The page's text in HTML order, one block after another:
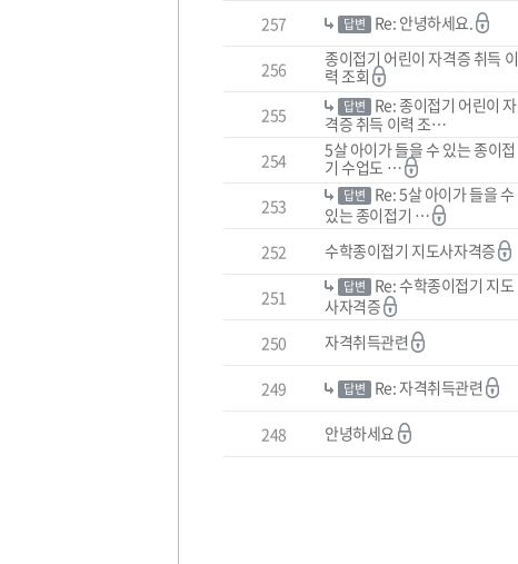
257 답변 Re: 안녕하세요.
256
종이접기 어린이 자격증 취득 이
력 조회
255 답변 Re: 종이접기 어린이 자
격증 취득 이력 조…
254
5살 아이가 들을 수 있는 종이접
기 수업도 …
253 답변 Re: 5살 아이가 들을 수
있는 종이접기 …
252 수학종이접기 지도사자격증
251 답변 Re: 수학종이접기 지도
사자격증
250 자격취득관련
249 답변 Re: 자격취득관련
248 안녕하세요